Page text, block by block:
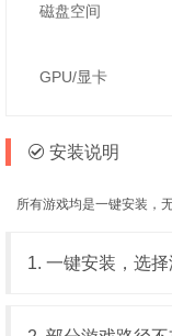
磁盘空间
GPU/显卡
安装说明
所有游戏均是一键安装，
1. 一键安装，选